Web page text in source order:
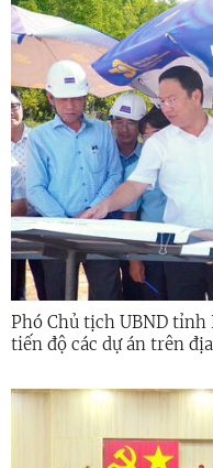
Phó Chủ tịch UBND
tiến độ các dự án trên